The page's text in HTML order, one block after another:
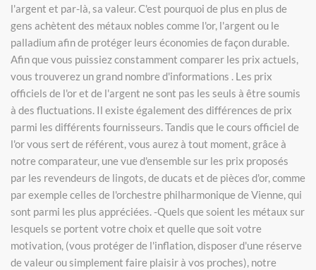
l'argent et par-là, sa valeur. C'est pourquoi de plus en plus de
gens achètent des métaux nobles comme l'or, l'argent ou le
palladium afin de protéger leurs économies de façon durable.
Afin que vous puissiez constamment comparer les prix actuels,
vous trouverez un grand nombre d'informations . Les prix
officiels de l'or et de l'argent ne sont pas les seuls à être soumis
à des fluctuations. Il existe également des différences de prix
parmi les différents fournisseurs. Tandis que le cours officiel de
l'or vous sert de référent, vous aurez à tout moment, grâce à
notre comparateur, une vue d'ensemble sur les prix proposés
par les revendeurs de lingots, de ducats et de pièces d'or, comme
par exemple celles de l'orchestre philharmonique de Vienne, qui
sont parmi les plus appréciées. -Quels que soient les métaux sur
lesquels se portent votre choix et quelle que soit votre
motivation, (vous protéger de l'inflation, disposer d'une réserve
de valeur ou simplement faire plaisir à vos proches), notre